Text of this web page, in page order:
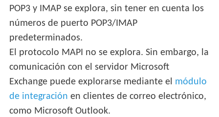
POP3 y IMAP se explora, sin tener en cuenta los
números de puerto POP3/IMAP
predeterminados.
El protocolo MAPI no se explora. Sin embargo, la
comunicación con el servidor Microsoft
Exchange puede explorarse mediante el módulo
de integración en clientes de correo electrónico,
como Microsoft Outlook.